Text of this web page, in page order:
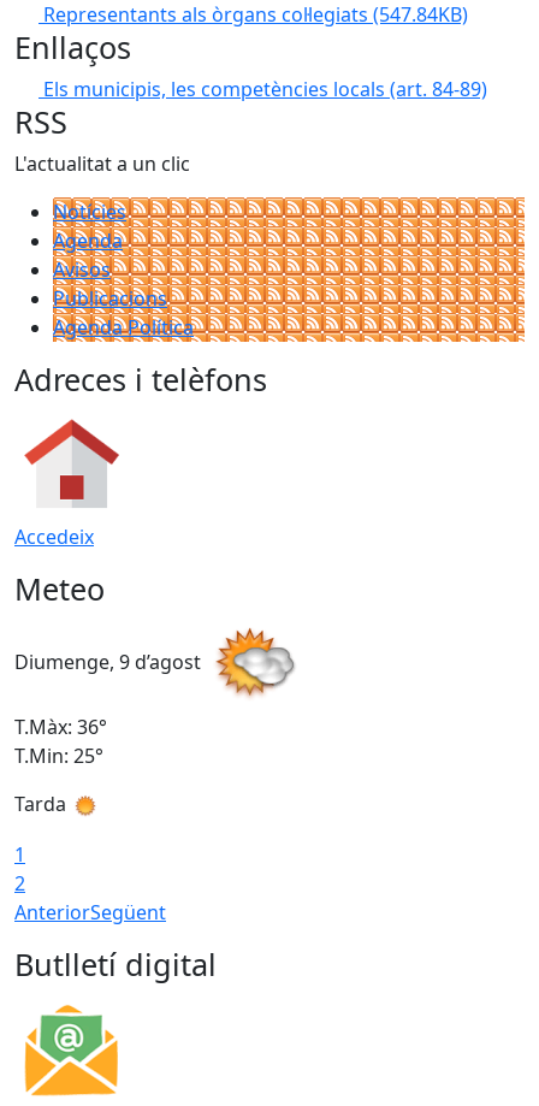
Representants als òrgans col·legiats (547.84KB)
Enllaços
Els municipis, les competències locals (art. 84-89)
RSS
L'actualitat a un clic
Notícies
Agenda
Avisos
Publicacions
Agenda Política
Adreces i telèfons
Accedeix
Meteo
Diumenge, 9 d’agost
T.Màx: 36°
T.Min: 25°
Tarda
1
2
AnteriorSegüent
Butlletí digital